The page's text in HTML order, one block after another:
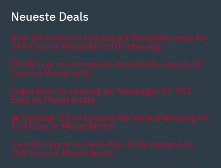
Neueste Deals
Audi Q4 e-tron im Leasing als Bestellfahrzeug für
549 Euro im Monat brutto [Eroberung]
💥 VW Golf im Leasing als Bestellfahrzeug für 87
Euro im Monat netto
Cupra Born im Leasing als Neuwagen für 342
Euro im Monat brutto
🔥 Hyundai i20 im Leasing Als Vorlauffahrzeug für
129 Euro im Monat brutto
Hyundai Bayon im Auto-Abo als Neuwagen für
259 Euro im Monat brutto